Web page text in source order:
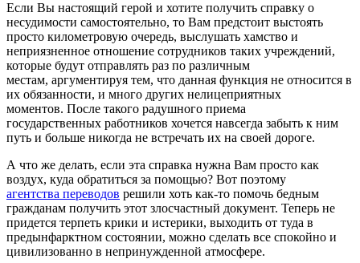
Если Вы настоящий герой и хотите получить справку о
несудимости самостоятельно, то Вам предстоит выстоять
просто километровую очередь, выслушать хамство и
неприязненное отношение сотрудников таких учреждений,
которые будут отправлять раз по различным
местам, аргументируя тем, что данная функция не относится в
их обязанности, и много других нелицеприятных
моментов. После такого радушного приема
государственных работников хочется навсегда забыть к ним
путь и больше никогда не встречать их на своей дороге.
А что же делать, если эта справка нужна Вам просто как
воздух, куда обратиться за помощью? Вот поэтому
агентства переводов решили хоть как-то помочь бедным
гражданам получить этот злосчастный документ. Теперь не
придется терпеть крики и истерики, выходить от туда в
предынфарктном состоянии, можно сделать все спокойно и
цивилизованно в непринужденной атмосфере.